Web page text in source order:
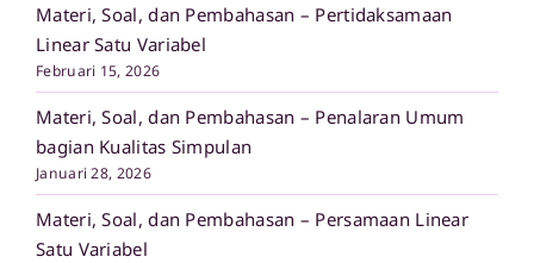
Materi, Soal, dan Pembahasan – Pertidaksamaan
Linear Satu Variabel
Februari 15, 2026
Materi, Soal, dan Pembahasan – Penalaran Umum
bagian Kualitas Simpulan
Januari 28, 2026
Materi, Soal, dan Pembahasan – Persamaan Linear
Satu Variabel